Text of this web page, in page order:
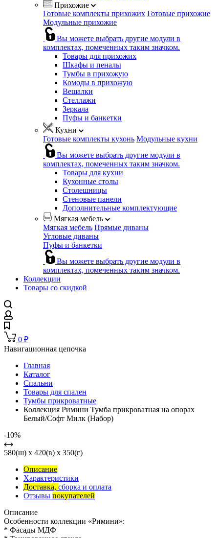
Прихожие
Готовые комплекты прихожих Готовые прихожие
Модульные прихожие
Вы можете выбрать другие модули в
комплектах, помеченных таким значком.
Товары для прихожих
Шкафы и пеналы
Тумбы в прихожую
Комоды в прихожую
Вешалки
Стеллажи
Зеркала
Пуфы и банкетки
Кухни
Готовые комплекты кухонь Модульные кухни
Вы можете выбрать другие модули в
комплектах, помеченных таким значком.
Товары для кухни
Кухонные столы
Столешницы
Стеновые панели
Дополнительные комплектующие
Мягкая мебель
Мягкая мебель Прямые диваны
Угловые диваны
Пуфы и банкетки
Вы можете выбрать другие модули в
комплектах, помеченных таким значком.
Коллекции
Товары со скидкой
0 ₽
Навигационная цепочка
Главная
Каталог
Спальни
Товары для спален
Тумбы прикроватные
Коллекция Римини Тумба прикроватная на опорах
Белый/Софт Милк (Набор)
-10%
580(ш) x 420(в) x 350(г)
Описание
Характеристики
Доставка, сборка и оплата
Отзывы покупателей
Описание
Особенности коллекции «Римини»:
* Фасады МДФ